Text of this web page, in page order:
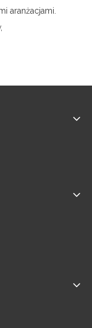
aranżacjami.